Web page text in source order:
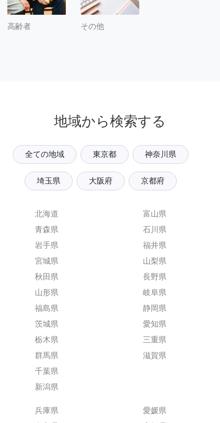
高齢者 その他
地域から検索する
全ての地域 東京都 神奈川県
埼玉県 大阪府 京都府
北海道
青森県
岩手県
宮城県
秋田県
山形県
福島県
茨城県
栃木県
群馬県
千葉県
新潟県
富山県
石川県
福井県
山梨県
長野県
岐阜県
静岡県
愛知県
三重県
滋賀県
兵庫県
愛媛県